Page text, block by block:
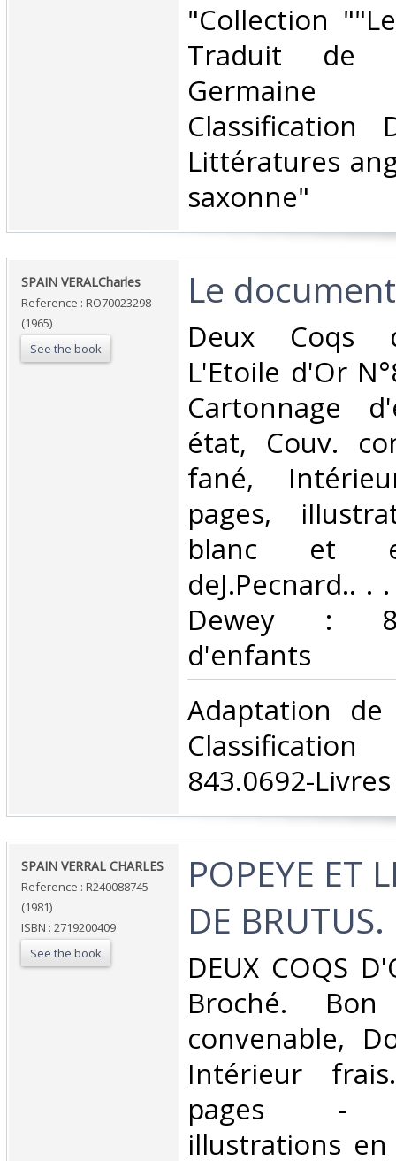
‎"Collection
Traduit de
Germaine
Classification
Littératures
saxonne"‎
‎SPAIN VERALCharles‎
Reference : RO70023298
(1965)
See the book
‎Le
‎Deux Coqs
L'Etoile d'Or
Cartonnage
état, Couv.
fané,
pages,
blanc et
deJ.Pecnard.. .
Dewey :
d'enfants‎
‎Adaptation
843.0692-
‎SPAIN VERRAL CHARLES‎
Reference : R240088745
(1981)
ISBN : 2719200409
See the book
‎POPEYE ET
DE BRUTUS.‎
‎DEUX COQS
Broché.
convenable,
Intérieur
pages -
illustrations